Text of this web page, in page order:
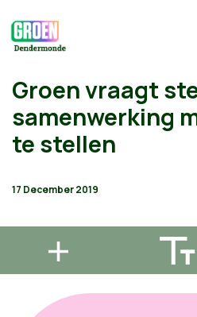
Groen vraagt
samenwerking
te stellen
17 December 2019